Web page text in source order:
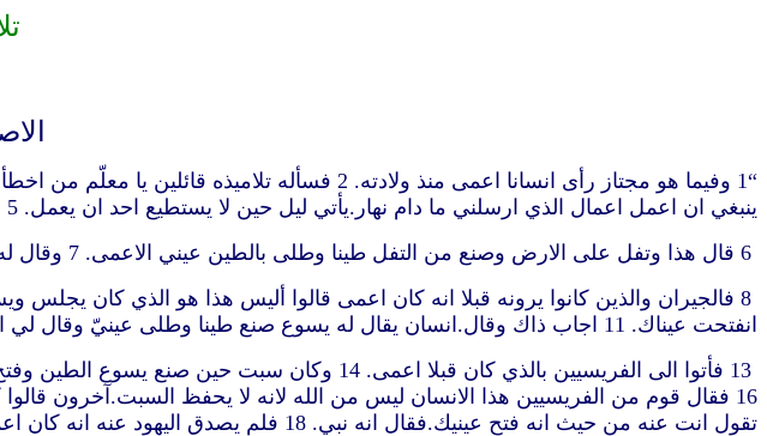
ينبغي ان اعمل اعمال الذي ارسلني ما دام نهار.يأتي ليل حين لا يستطيع احد ان يعمل. 5 ما دمت في العالم فانا نور العالم
انفتحت عيناك. 11 اجاب ذاك وقال.انسان يقال له يسوع صنع طينا وطلى عينيّ وقال لي اذهب الى بركة سلوام واغتسل.فمضيت واغتسلت فابصرت. 12 فقالوا له اين ذاك.قال لا اعلم